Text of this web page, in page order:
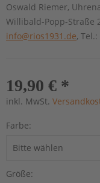
Oswald Riemer,
Willibald-Popp-Straße
info@rios1931.de,
19,90 € *
inkl. MwSt.
Farbe:
Größe: